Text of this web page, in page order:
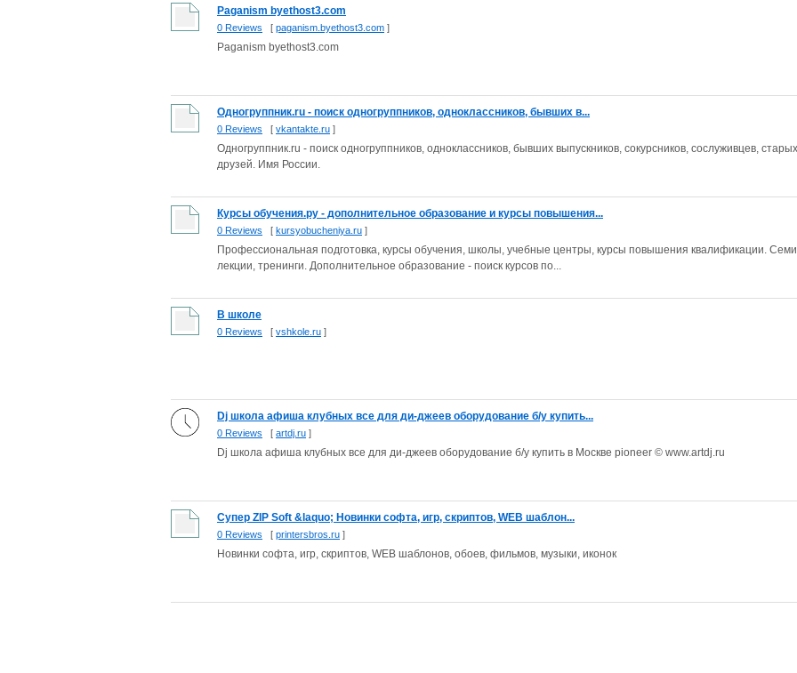
Paganism byethost3.com
0 Reviews [ paganism.byethost3.com ]
Paganism byethost3.com
Одногруппник.ru - поиск одногруппников, одноклассников, бывших в...
0 Reviews [ vkantakte.ru ]
Одногруппник.ru - поиск одногруппников, одноклассников, бывших выпускников, сокурсников, сослуживцев,
друзей. Имя России.
Курсы обучения.ру - дополнительное образование и курсы повышения...
0 Reviews [ kursyobucheniya.ru ]
Профессиональная подготовка, курсы обучения, школы, учебные центры, курсы повышения квалификации.
лекции, тренинги. Дополнительное образование - поиск курсов по...
В школе
0 Reviews [ vshkole.ru ]
Dj школа афиша клубных все для ди-джеев оборудование б/у купить...
0 Reviews [ artdj.ru ]
Dj школа афиша клубных все для ди-джеев оборудование б/у купить в Москве pioneer © www.artdj.ru
Супер ZIP Soft &laquo; Новинки софта, игр, скриптов, WEB шаблон...
0 Reviews [ printersbros.ru ]
Новинки софта, игр, скриптов, WEB шаблонов, обоев, фильмов, музыки, иконок